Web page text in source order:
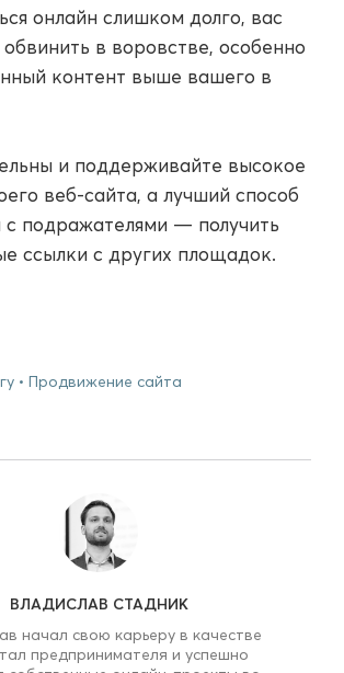
онлайн слишком долго, вас
в воровстве, особенно
контент выше вашего в
и поддерживайте высокое
веб-сайта, а лучший способ
с подражателями — получить
ссылки с других площадок.
Продвижение сайта
ВЛАДИСЛАВ СТАДНИК
начал свою карьеру в качестве
предпринимателя и успешно